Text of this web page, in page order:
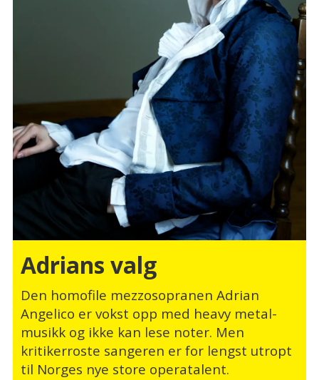
Adrians valg
Den homofile mezzosopranen Adrian
Angelico er vokst opp med heavy metal-
musikk og ikke kan lese noter. Men
kritikerroste sangeren er for lengst utropt
til Norges nye store operatalent.